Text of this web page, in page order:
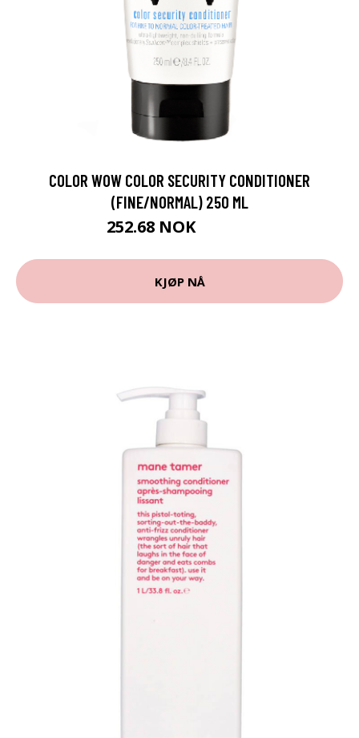
COLOR WOW COLOR SECURITY CONDITIONER
(FINE/NORMAL) 250 ML
252.68 NOK
KJØP NÅ